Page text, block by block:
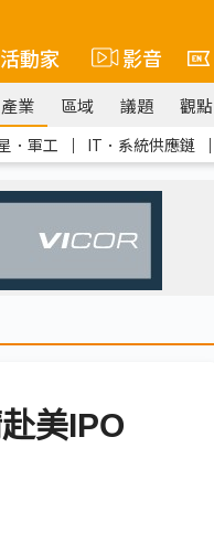
活動家 影音
產業 區域 議題 觀點
．軍工 ｜ IT．系統供應鏈 ｜
美IPO